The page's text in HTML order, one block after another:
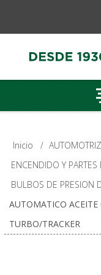
Inicio / AUTOMOTRIZ
ENCENDIDO Y PARTES
BULBOS DE PRESION
AUTOMATICO
TURBO/TRACKER